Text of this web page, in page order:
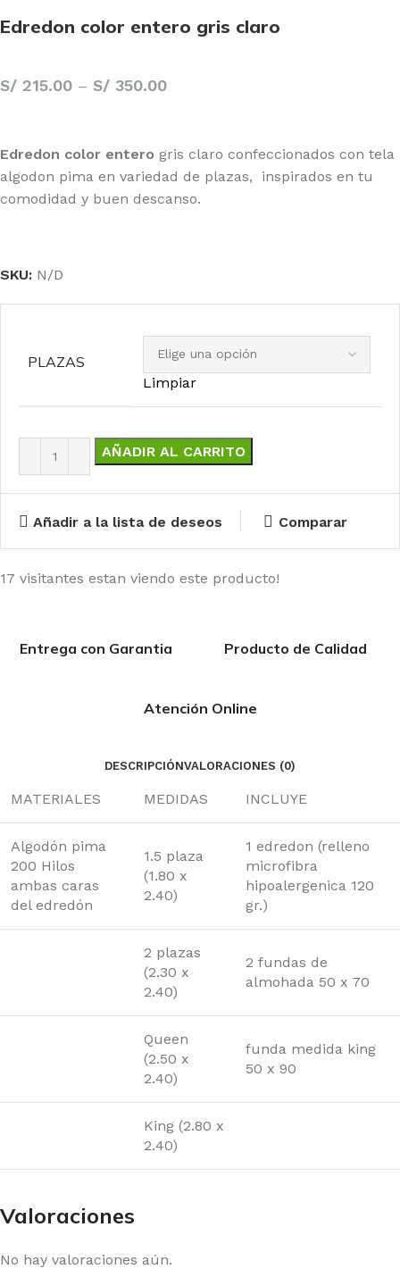
Edredon color entero gris claro
S/ 215.00 – S/ 350.00
Edredon color entero gris claro confeccionados con tela
algodon pima en variedad de plazas, inspirados en tu
comodidad y buen descanso.
SKU: N/D
PLAZAS
Limpiar
AÑADIR AL CARRITO
Añadir a la lista de deseos Comparar
17 visitantes estan viendo este producto!
Entrega con Garantia Producto de Calidad
Atención Online
DESCRIPCIÓNVALORACIONES (0)
MATERIALES MEDIDAS INCLUYE
Algodón pima
200 Hilos
ambas caras
del edredón
1.5 plaza
(1.80 x
2.40)
1 edredon (relleno
microfibra
hipoalergenica 120
gr.)
2 plazas
(2.30 x
2.40)
2 fundas de
almohada 50 x 70
Queen
(2.50 x
2.40)
funda medida king
50 x 90
King (2.80 x
2.40)
Valoraciones
No hay valoraciones aún.